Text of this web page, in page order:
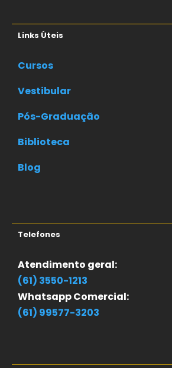
Links Úteis
Cursos
Vestibular
Pós-Graduação
Biblioteca
Blog
Telefones
Atendimento geral:
(61) 3550-1213
Whatsapp Comercial:
(61) 99577-3203